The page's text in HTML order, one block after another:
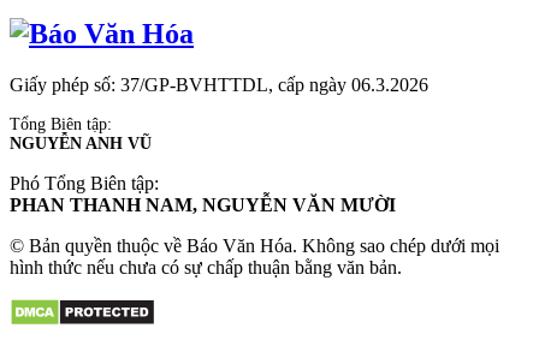
Giấy phép số: 37/GP-BVHTTDL, cấp ngày 06.3.2026
Tổng Biên tập:
NGUYỄN ANH VŨ
Phó Tổng Biên tập:
PHAN THANH NAM, NGUYỄN VĂN MƯỜI
© Bản quyền thuộc về Báo Văn Hóa. Không sao chép dưới mọi
hình thức nếu chưa có sự chấp thuận bằng văn bản.